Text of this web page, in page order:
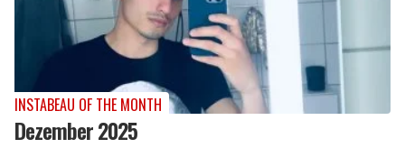
INSTABEAU OF THE MONTH
Dezember 2025